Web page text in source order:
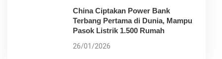
China Ciptakan Power Bank
Terbang Pertama di Dunia, Mampu
Pasok Listrik 1.500 Rumah
26/01/2026